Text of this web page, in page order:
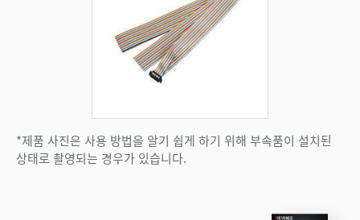
*제품 사진은 사용 방법을 알기 쉽게 하기 위해 부속품이 설치된
상태로 촬영되는 경우가 있습니다.